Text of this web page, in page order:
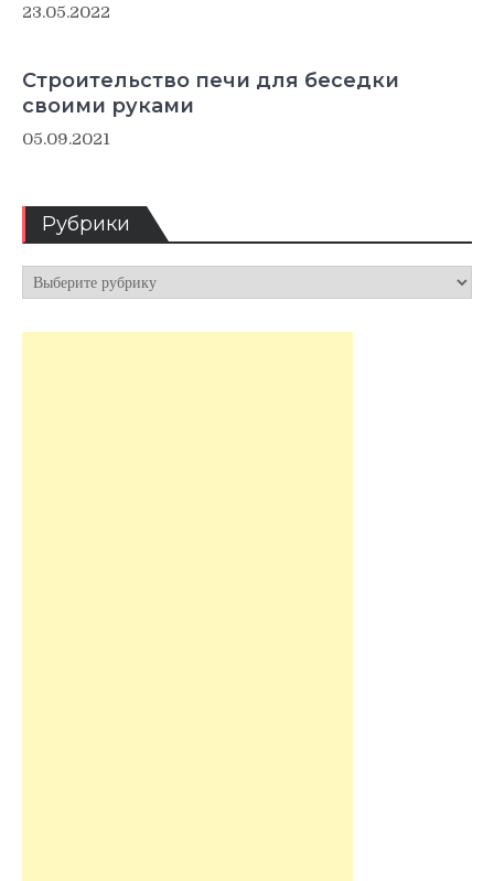
23.05.2022
Строительство печи для беседки
своими руками
05.09.2021
Рубрики
Рубрики